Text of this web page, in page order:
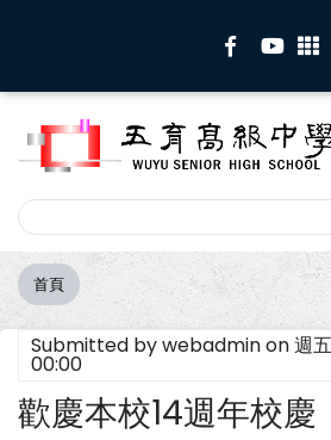
內
Search
Search
導
航
連
結
首頁
Submitted bywebadminon週
00:00
歡慶本校14週年校慶